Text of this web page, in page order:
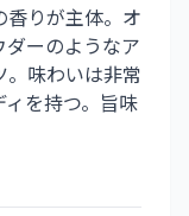
香りが主体。オ
ーのようなア
。味わいは非常
を持つ。旨味